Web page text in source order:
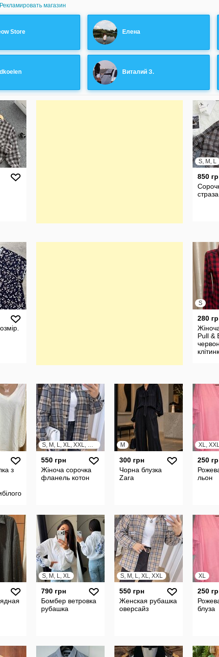
Рекламировать магазин
Store Елена
Виталий З.
S, M, L
850
S
280
Pull &
з
S, M, L, XL, XXL, XXXL
550 грн
Жіноча сорочка
фланель котон
M
300 грн
Чорна блузка
Zara
XL,
250
льон
S, M, L, XL
790 грн
Бомбер ветровка
рубашка
S, M, L, XL, XXL
550 грн
Женская рубашка
оверсайз
XL
250
блуза